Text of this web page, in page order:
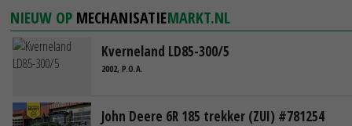
NIEUW OP MECHANISATIEMARKT.NL
Kverneland LD85-300/5
2002, P.O.A.
John Deere 6R 185 trekker (ZUI) #781254